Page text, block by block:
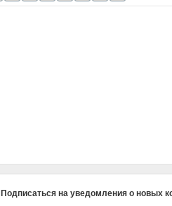
Подписаться на уведомления о новых